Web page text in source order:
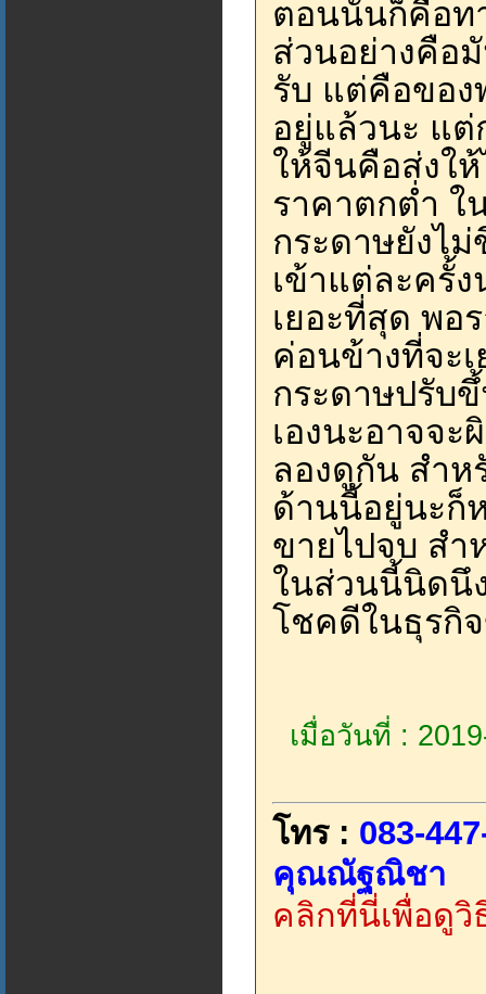
ตอนนั้นก็คือท
ส่วนอย่างคือ
รับ แต่คือของ
อยู่แล้วนะ แต่
ให้จีนคือส่งใ
ราคาตกต่ำ ใ
กระดาษยังไ
เข้าแต่ละครั้
เยอะที่สุด พอ
ค่อนข้างที่จะ
กระดาษปรับ
เองนะอาจจะ
ลองดูกัน สำห
ด้านนี้อยู่นะก็
ขายไปจบ สำ
ในส่วนนี้นิดนึ
โชคดีในธุรกิ
เมื่อวันที่ :
โทร : 083-
คุณณัฐณิชา
คลิกที่นี่เพื่อดูวิ